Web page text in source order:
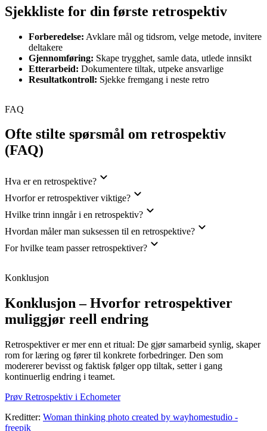
Sjekkliste for din første retrospektiv
Forberedelse: Avklare mål og tidsrom, velge metode, invitere
deltakere
Gjennomføring: Skape trygghet, samle data, utlede innsikt
Etterarbeid: Dokumentere tiltak, utpeke ansvarlige
Resultatkontroll: Sjekke fremgang i neste retro
FAQ
Ofte stilte spørsmål om retrospektiv
(FAQ)
Hva er en retrospektive?
Hvorfor er retrospektiver viktige?
Hvilke trinn inngår i en retrospektiv?
Hvordan måler man suksessen til en retrospektive?
For hvilke team passer retrospektiver?
Konklusjon
Konklusjon – Hvorfor retrospektiver
muliggjør reell endring
Retrospektiver er mer enn et ritual: De gjør samarbeid synlig, skaper
rom for læring og fører til konkrete forbedringer. Den som
modererer bevisst og faktisk følger opp tiltak, setter i gang
kontinuerlig endring i teamet.
Prøv Retrospektiv i Echometer
Kreditter: Woman thinking photo created by wayhomestudio -
freepik